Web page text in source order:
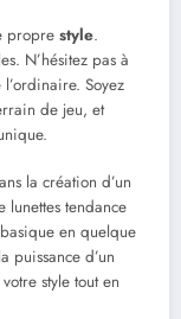
propre style.
N’hésitez pas à
Soyez
de jeu, et
la création d’un
tendance
en quelque
puissance d’un
style tout en